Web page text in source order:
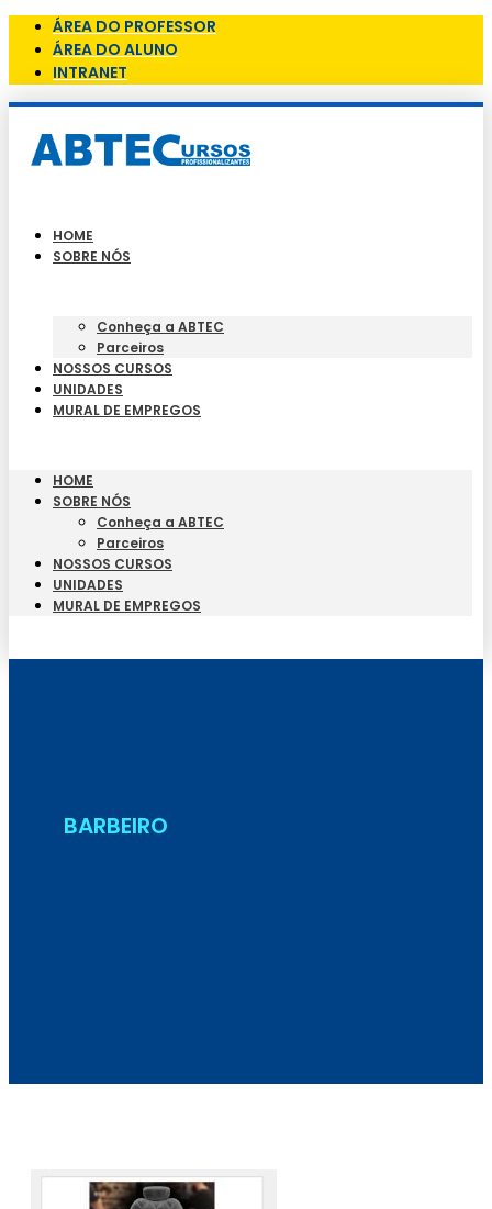
ÁREA DO PROFESSOR
ÁREA DO ALUNO
INTRANET
HOME
SOBRE NÓS
Conheça a ABTEC
Parceiros
NOSSOS CURSOS
UNIDADES
MURAL DE EMPREGOS
HOME
SOBRE NÓS
Conheça a ABTEC
Parceiros
NOSSOS CURSOS
UNIDADES
MURAL DE EMPREGOS
BARBEIRO